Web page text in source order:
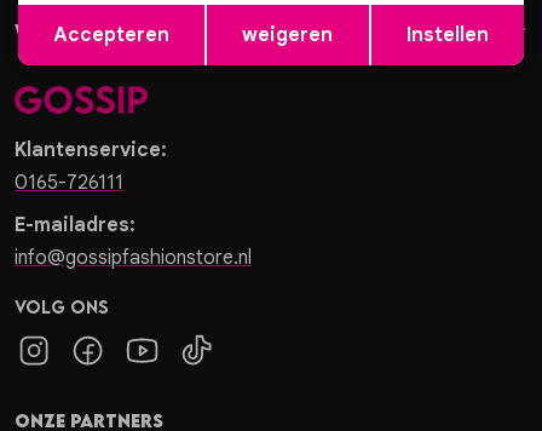
Lingerie
Klantenservice:
0165-726111
E-mailadres:
info@gossipfashionstore.nl
Volg ons
Winkels
Onze partners
Opslaan
Accepteren weigeren Instellen